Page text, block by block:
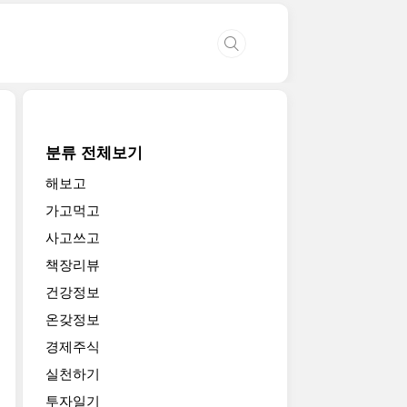
분류 전체보기
해보고
가고먹고
사고쓰고
책장리뷰
건강정보
온갖정보
경제주식
실천하기
투자일기